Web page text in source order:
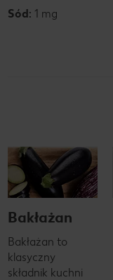
Sód: 1 mg
Bakłażan
Bakłażan to
klasyczny
składnik kuchni